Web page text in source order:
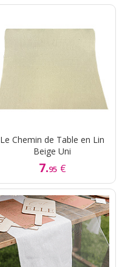
Le Chemin de Table en Lin
Beige Uni
7.95 €